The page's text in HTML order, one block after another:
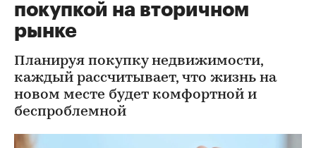
покупкой на вторичном
рынке
Планируя покупку недвижимости,
каждый рассчитывает, что жизнь на
новом месте будет комфортной и
беспроблемной